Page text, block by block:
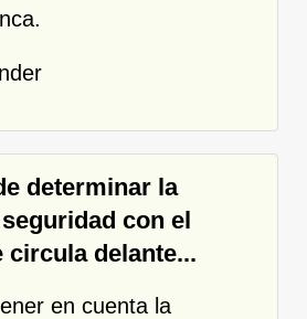
determinar la
con el
circula delante...
en cuenta la